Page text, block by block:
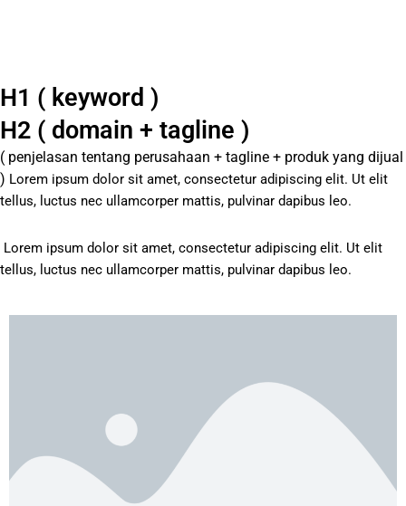
H1 ( keyword )
H2 ( domain + tagline )
( penjelasan tentang perusahaan + tagline + produk yang dijual
) Lorem ipsum dolor sit amet, consectetur adipiscing elit. Ut elit
tellus, luctus nec ullamcorper mattis, pulvinar dapibus leo.
Lorem ipsum dolor sit amet, consectetur adipiscing elit. Ut elit
tellus, luctus nec ullamcorper mattis, pulvinar dapibus leo.